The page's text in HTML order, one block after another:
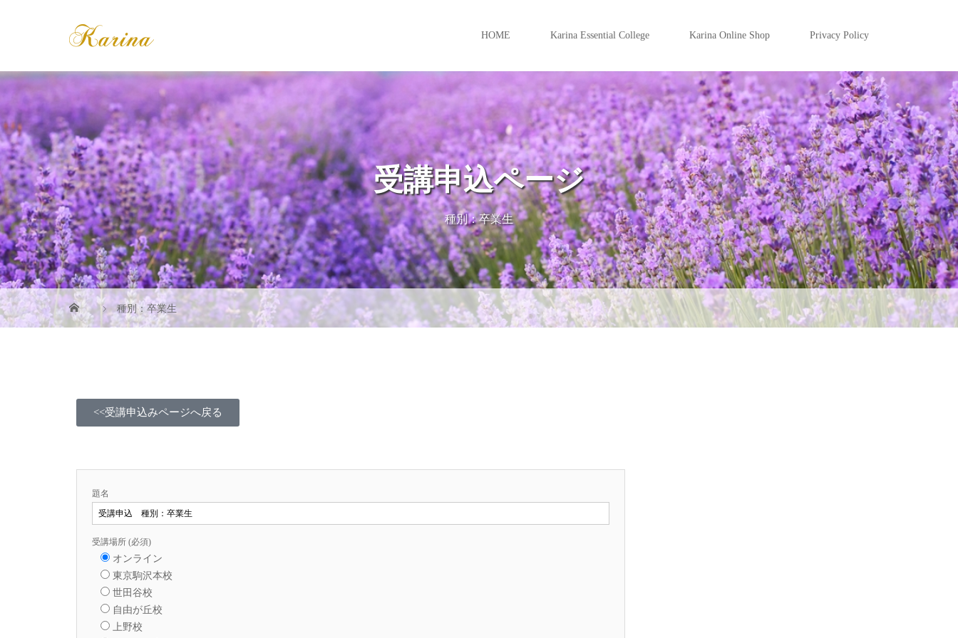
HOME Karina Essential College Karina Online Shop Privacy Policy
受講申込ページ
種別：卒業生
種別：卒業生
<<受講申込みページへ戻る
題名
受講場所 (必須)
オンライン
東京駒沢本校
世田谷校
自由が丘校
上野校